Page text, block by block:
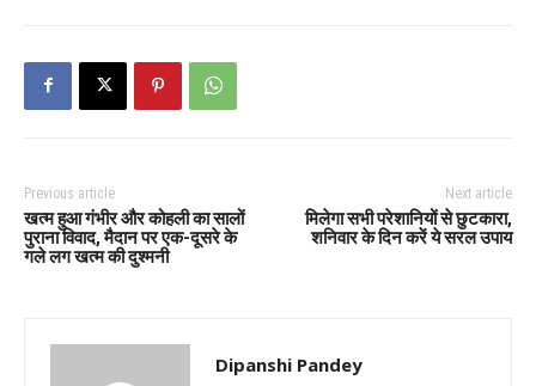
Previous article
खत्म हुआ गंभीर और कोहली का सालों
पुराना विवाद, मैदान पर एक-दूसरे के
गले लग खत्म की दुश्मनी
Next article
मिलेगा सभी परेशानियों से छुटकारा,
शनिवार के दिन करें ये सरल उपाय
Dipanshi Pandey